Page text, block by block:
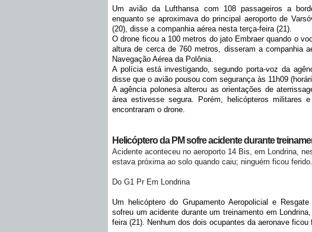
Um avião da Lufthansa com 108 passageiros a
enquanto se aproximava do principal aeroporto de
(20), disse a companhia aérea nesta terça-feira (21).
O drone ficou a 100 metros do jato Embraer quando o
altura de cerca de 760 metros, disseram a companhia
Navegação Aérea da Polônia.
A polícia está investigando, segundo porta-voz da
disse que o avião pousou com segurança às 11h09
A agência polonesa alterou as orientações de
área estivesse segura. Porém, helicópteros militares
encontraram o drone.
Helicóptero da PM sofre acidente durante
Acidente aconteceu no aeroporto 14 Bis, em Londrina,
estava próxima ao solo quando caiu; ninguém ficou ferido.
Do G1 Pr Em Londrina
Um helicóptero do Grupamento Aeropolicial e
sofreu um acidente durante um treinamento em
feira (21). Nenhum dos dois ocupantes da aeronave ficou